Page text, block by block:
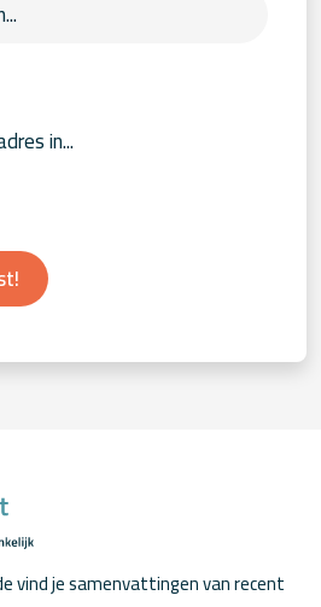
vind je samenvattingen van recent